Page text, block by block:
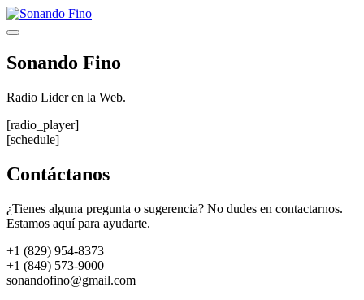
Saltar
al
Menú
Sonando Fino
Radio Lider en la Web.
[radio_player]
[schedule]
Contáctanos
¿Tienes alguna pregunta o sugerencia? No dudes en contactarnos.
Estamos aquí para ayudarte.
+1 (829) 954-8373
+1 (849) 573-9000
sonandofino@gmail.com